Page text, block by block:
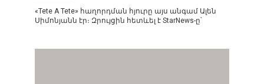
«Tete A Tete» հաղորդման հյուրը այս անգամ Ալեն
Սիմոնյանն էր։ Զրույցին հետևել է StarNews-ը՝